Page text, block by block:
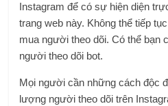
Instagram để có sự hiện diện
trang web này. Không thể tiếp
mua người theo dõi. Có thể bạn
người theo dõi bot.
Mọi người cần những cách độc
lượng người theo dõi trên